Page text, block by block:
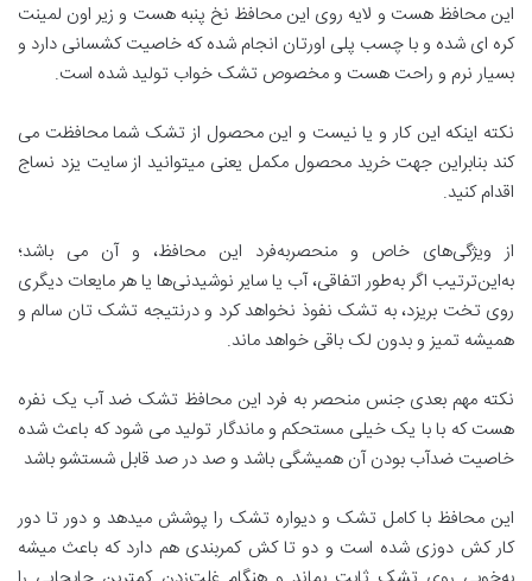
این محافظ هست و لایه روی این محافظ نخ پنبه هست و زیر اون لمینت
کره ای شده و با چسب پلی اورتان انجام شده که خاصیت کشسانی دارد و
بسیار نرم و راحت هست و مخصوص تشک خواب تولید شده است.
نکته اینکه این کار و یا نیست و این محصول از تشک شما محافظت می
کند بنابراین جهت خرید محصول مکمل یعنی میتوانید از سایت یزد نساج
اقدام کنید.
از ویژگی‌های خاص و منحصر‌به‌فرد این محافظ، و آن می باشد؛
به‌این‌ترتیب اگر به‌طور اتفاقی، آب یا سایر نوشیدنی‌ها یا هر مایعات دیگری
روی تخت بریزد، به تشک نفوذ نخواهد کرد و درنتیجه تشک تان سالم و
همیشه تمیز و بدون لک باقی خواهد ماند.
نکته مهم بعدی جنس منحصر به فرد این محافظ تشک ضد آب یک نفره
هست که با با یک خیلی مستحکم و ماندگار تولید می شود که باعث شده
خاصیت ضدآب بودن آن همیشگی باشد و صد در صد قابل شستشو باشد
این محافظ با کامل تشک و دیواره تشک را پوشش میدهد و دور تا دور
کار کش دوزی شده است و دو تا کش کمربندی هم دارد که باعث میشه